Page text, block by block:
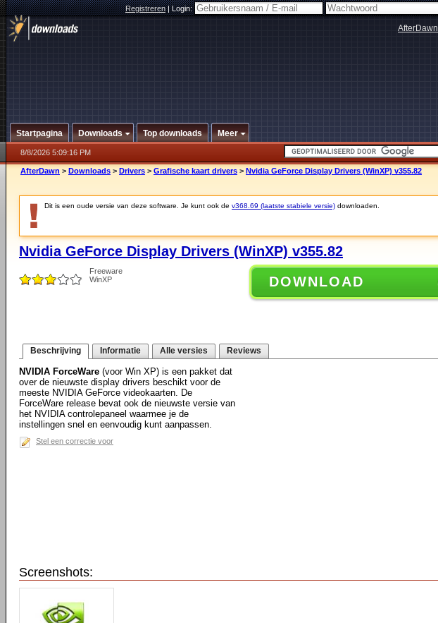
Registreren|Login:
AfterDawn
Startpagina Downloads Top downloads Meer
8/8/2026 5:09:16 PM
AfterDawn > Downloads > Drivers > Grafische kaart drivers > Nvidia GeForce Display Drivers (WinXP) v355.82
Dit is een oude versie van deze software. Je kunt ook de v368.69 (laatste stabiele versie) downloaden.
Nvidia GeForce Display Drivers (WinXP) v355.82
Freeware
WinXP
DOWNLOAD
Beschrijving Informatie Alle versies Reviews
NVIDIA ForceWare (voor Win XP) is een pakket dat
over de nieuwste display drivers beschikt voor de
meeste NVIDIA GeForce videokaarten. De
ForceWare release bevat ook de nieuwste versie van
het NVIDIA controlepaneel waarmee je de
instellingen snel en eenvoudig kunt aanpassen.
Stel een correctie voor
Screenshots: